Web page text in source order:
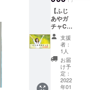
感じて
いて、
よく身
近な大
切な人
にプレ
ゼント
してい
るおす
すめ
グッズ
【ふじ
あやガ
チャC＆
サイン
入り書
籍1冊】
ふじあ
やおす
すめの
バズ
グッズ
支援
者：
1人
お届
け予
定：
2022
年01